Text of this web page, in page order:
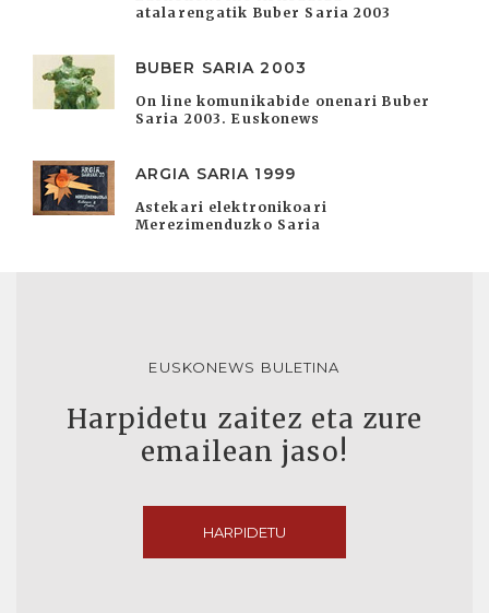
atalarengatik Buber Saria 2003
BUBER SARIA 2003
On line komunikabide onenari Buber
Saria 2003. Euskonews
ARGIA SARIA 1999
Astekari elektronikoari
Merezimenduzko Saria
EUSKONEWS BULETINA
Harpidetu zaitez eta zure
emailean jaso!
HARPIDETU